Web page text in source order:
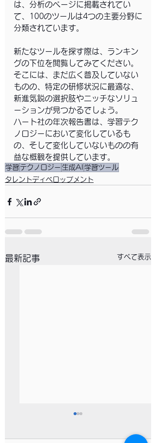
は、分析のページに掲載されてい
て、100のツールは4つの主要分野に
分類されています。
新たなツールを探す際は、ランキン
グの下位を閲覧してみてください。
そこには、まだ広く普及していない
ものの、特定の研修状況に最適な、
新進気鋭の選択肢やニッチなソリュ
ーションが見つかるでしょう。
ハート社の年次報告書は、学習テク
ノロジーにおいて変化しているも
の、そして変化していないものの有
益な概観を提供しています。
学習 テクノロジー 生成AI 学習ツール
タレントディベロップメント
最新記事 すべて表示